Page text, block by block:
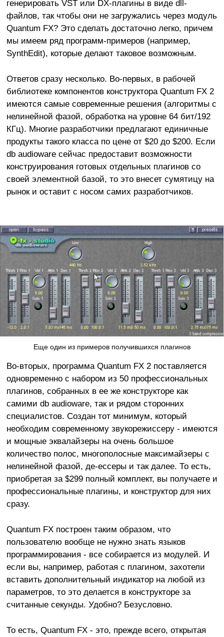
генерировать VST или DX-плагины в виде dll-
файлов, так чтобы они не загружались через модуль
Quantum FX? Это сделать достаточно легко, причем
мы имеем ряд программ-примеров (например,
SynthEdit), которые делают таковое возможным.
Ответов сразу несколько. Во-первых, в рабочей
библиотеке компонентов конструктора Quantum FX 2
имеются самые современные решения (алгоритмы с
нелинейной фазой, обработка на уровне 64 бит/192
КГц). Многие разработчики предлагают единичные
продукты такого класса по цене от $20 до $200. Если
db audioware сейчас предоставит возможности
конструирования готовых отдельных плагинов со
своей элементной базой, то это внесет сумятицу на
рынок и оставит с носом самих разработчиков.
Еще один из примеров получившихся плагинов
Во-вторых, программа Quantum FX 2 поставляется
одновременно с набором из 50 профессиональных
плагинов, собранных в ее же конструкторе как
самими db audioware, так и рядом сторонних
специалистов. Создан тот минимум, который
необходим современному звукорежиссеру - имеются
и мощные эквалайзеры на очень большое
количество полос, многополосные максимайзеры с
нелинейной фазой, де-ессеры и так далее. То есть,
приобретая за $299 полный комплект, вы получаете и
профессиональные плагины, и конструктор для них
сразу.
Quantum FX построен таким образом, что
пользователю вообще не нужно знать языков
программирования - все собирается из модулей. И
если вы, например, работая с плагином, захотели
вставить дополнительный индикатор на любой из
параметров, то это делается в конструкторе за
считанные секунды. Удобно? Безусловно.
То есть, Quantum FX - это, прежде всего, открытая